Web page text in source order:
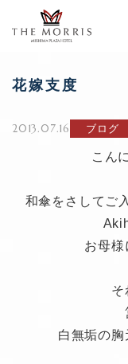
花嫁支度
2013.07.16 ブログ
こん
和傘をさしてご
お母様
そ
白無垢の胸